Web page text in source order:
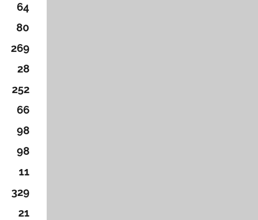
64
80
269
28
252
66
98
98
11
329
21